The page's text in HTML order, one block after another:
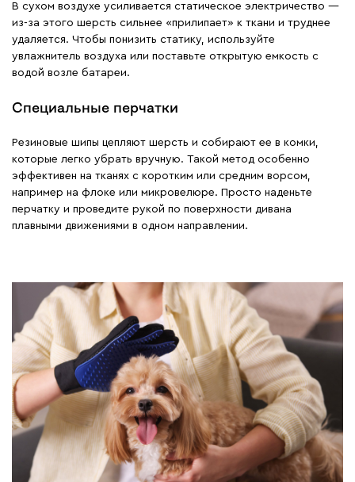
В сухом воздухе усиливается статическое электричество —
из-за этого шерсть сильнее «прилипает» к ткани и труднее
удаляется. Чтобы понизить статику, используйте
увлажнитель воздуха или поставьте открытую емкость с
водой возле батареи.
Специальные перчатки
Резиновые шипы цепляют шерсть и собирают ее в комки,
которые легко убрать вручную. Такой метод особенно
эффективен на тканях с коротким или средним ворсом,
например на флоке или микровелюре. Просто наденьте
перчатку и проведите рукой по поверхности дивана
плавными движениями в одном направлении.